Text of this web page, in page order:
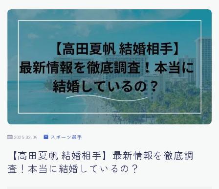
スポーツ選手
番組
ライフ
2025.02.06 スポーツ選手
【高田夏帆 結婚相手】最新情報を徹底調
査！本当に結婚しているの？